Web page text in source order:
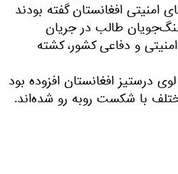
امنیتی افغانستان گفته بودند
1500 تن از جنگ‌جویان طالب در جریان
و دفاعی کشور، کشته
درستیز افغانستان افزوده بود
با شکست روبه رو شده‌اند.